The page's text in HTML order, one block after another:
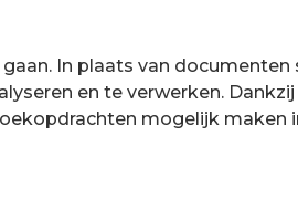
In plaats van
en te verwerken.
mogelijk